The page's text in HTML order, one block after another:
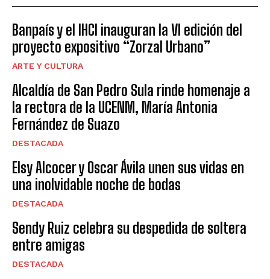
Banpaís y el IHCI inauguran la VI edición del
proyecto expositivo “Zorzal Urbano”
ARTE Y CULTURA
Alcaldía de San Pedro Sula rinde homenaje a
la rectora de la UCENM, María Antonia
Fernández de Suazo
DESTACADA
Elsy Alcocer y Oscar Ávila unen sus vidas en
una inolvidable noche de bodas
DESTACADA
Sendy Ruiz celebra su despedida de soltera
entre amigas
DESTACADA